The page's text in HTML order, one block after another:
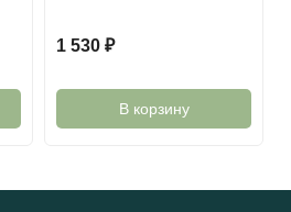
1 530 ₽
В корзину